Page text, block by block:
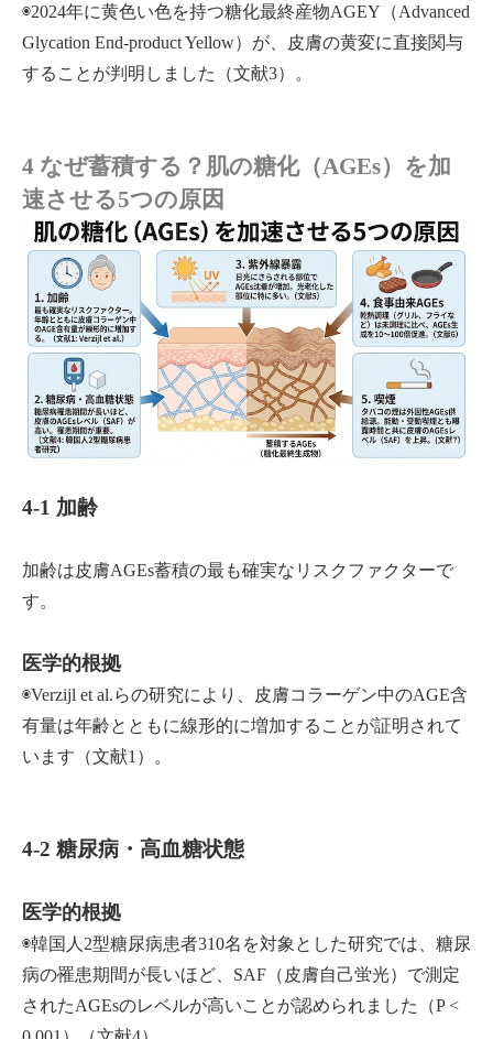
◉2024年に黄色い色を持つ糖化最終産物AGEY（Advanced
Glycation End-product Yellow）が、皮膚の黄変に直接関与
することが判明しました（文献3）。
4 なぜ蓄積する？肌の糖化（AGEs）を加
速させる5つの原因
4-1 加齢
加齢は皮膚AGEs蓄積の最も確実なリスクファクターで
す。
医学的根拠
◉Verzijl et al.らの研究により、皮膚コラーゲン中のAGE含
有量は年齢とともに線形的に増加することが証明されて
います（文献1）。
4-2 糖尿病・高血糖状態
医学的根拠
◉韓国人2型糖尿病患者310名を対象とした研究では、糖尿
病の罹患期間が長いほど、SAF（皮膚自己蛍光）で測定
されたAGEsのレベルが高いことが認められました（P <